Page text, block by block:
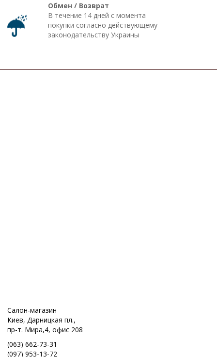
Обмен / Возврат
В течение 14 дней с момента
покупки согласно действующему
законодательству Украины
Салон-магазин
Киев, Дарницкая пл.,
пр-т. Мира,4, офис 208
(063) 662-73-31
(097) 953-13-72